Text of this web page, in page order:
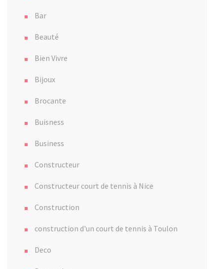
Bar
Beauté
Bien Vivre
Bijoux
Brocante
Buisness
Business
Constructeur
Constructeur court de tennis à Nice
Construction
construction d'un court de tennis à Toulon
Deco